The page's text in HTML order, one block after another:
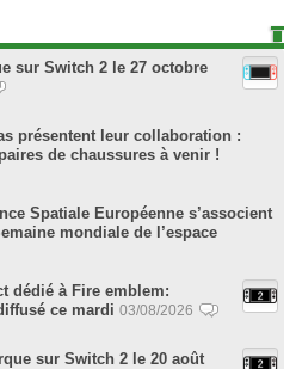
sur Switch 2 le 27 octobre
présentent leur collaboration :
de chaussures à venir !
Spatiale Européenne s’associent
mondiale de l’espace
dédié à Fire emblem:
ce mardi 03/08/2026
sur Switch 2 le 20 août